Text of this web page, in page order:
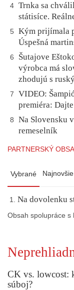
4 Trnka sa
státisíce.
5
Kým prijímala
Úspešná
6
Šutajove
výrobca má
zhodujú s
7
VIDEO:
premiéra:
8
Na Slovensku
remeselník
PARTNERSKÝ
Vybrané Najnovšie
Na dovolenku
Obsah spolupráce s
CK vs. lowcost:
súboj?